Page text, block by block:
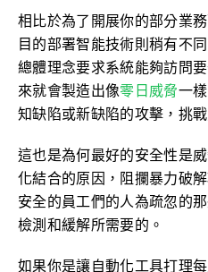
相比於為了開展你的部分業
目的部署智能技術則稍有不
總體理念要求系統能夠訪問
來就會製造出像零日威脅一
知缺陷或新缺陷的攻擊，挑
這也是為何最好的安全性是
化結合的原因，阻攔暴力破
安全的員工們的人為疏忽的
檢測和緩解所需要的。
如果你是讓自動化工具打理